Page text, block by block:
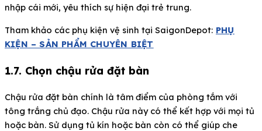
nhập cái mới, yêu thích sự hiện đại trẻ trung.
Tham khảo các phụ kiện vệ sinh tại SaigonDepot: PHỤ
KIỆN – SẢN PHẨM CHUYÊN BIỆT
1.7. Chọn chậu rửa đặt bàn
Chậu rửa đặt bàn chính là tâm điểm của phòng tắm với
tông trắng chủ đạo. Chậu rửa này có thể kết hợp với mọi tủ
hoặc bàn. Sử dụng tủ kín hoặc bàn còn có thể giúp che